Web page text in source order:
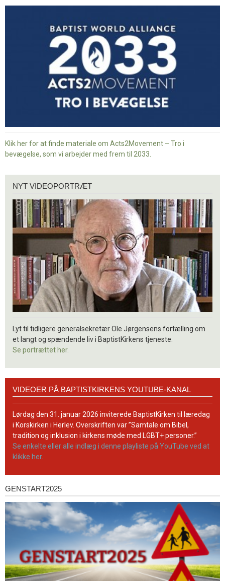
-
Klik her for at finde materiale om Acts2Movement – Tro i
bevægelse, som vi arbejder med frem til 2033.
videoportræt
NYT VIDEOPORTRÆT
Lyt til tidligere generalsekretær Ole Jørgensens fortælling om
et langt og spændende liv i BaptistKirkens tjeneste.
Se portrættet her.
BaptistKirkens
YouTube-
kanal
VIDEOER PÅ BAPTISTKIRKENS YOUTUBE-KANAL
Lørdag den 31. januar 2026 inviterede BaptistKirken til læredag
i Korskirken i Herlev. Overskriften var ”Samtale om Bibel,
tradition og inklusion i kirkens møde med LGBT+ personer.”
Se enkelte eller alle indlæg i denne playliste på YouTube ved at
klikke her.
Genstart2025
GENSTART2025